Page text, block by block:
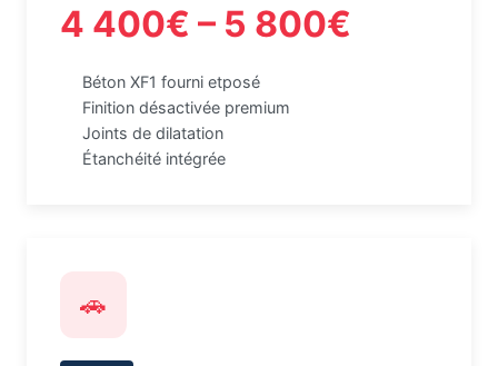
4 400€ – 5 800€
Béton XF1 fourni etposé
Finition désactivée premium
Joints de dilatation
Étanchéité intégrée
🚗